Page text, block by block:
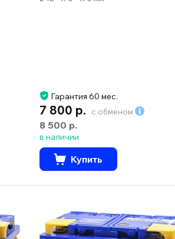
Гарантия 60 мес.
7 800 р. с обменом
8 500 р.
в наличии
Купить